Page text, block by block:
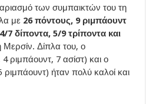
των συμπαικτών του τη
με 26 πόντους, 9 ριμπάουντ
7 δίποντα, 5/9 τρίποντα και
Μερσίν. Δίπλα του, ο
4 ριμπάουντ, 7 ασίστ) και ο
ριμπάουντ) ήταν πολύ καλοί και